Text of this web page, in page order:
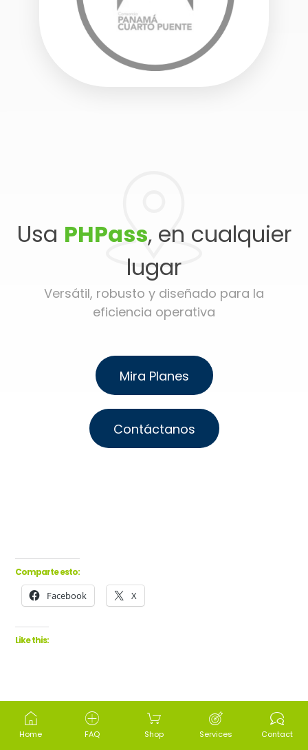
Usa PHPass, en cualquier
lugar
Versátil, robusto y diseñado para la
eficiencia operativa
Mira Planes
Contáctanos
Comparte esto:
Facebook X
Like this:
Home FAQ Shop Services Contact